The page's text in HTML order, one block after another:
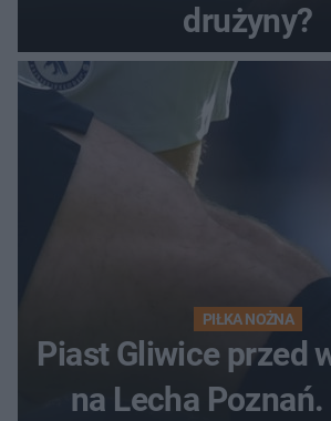
drużyny?
PIŁKA NOŻNA
Piast Gliwice przed
na Lecha